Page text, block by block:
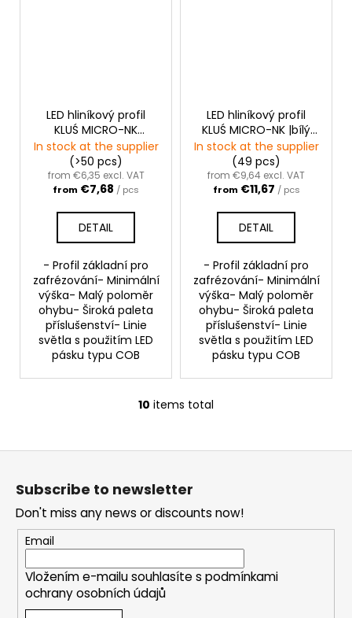
LED hliníkový profil
KLUŚ MICRO-NK
|stříbrná anoda
In stock at the supplier
(>50 pcs)
from €6,35 excl. VAT
from €7,68 / pcs
DETAIL
- Profil základní pro
zafrézování- Minimální
výška- Malý poloměr
ohybu- Široká paleta
příslušenství- Linie
světla s použitím LED
pásku typu COB
LED hliníkový profil
KLUŚ MICRO-NK |bílý
lak
In stock at the supplier
(49 pcs)
from €9,64 excl. VAT
from €11,67 / pcs
DETAIL
- Profil základní pro
zafrézování- Minimální
výška- Malý poloměr
ohybu- Široká paleta
příslušenství- Linie
světla s použitím LED
pásku typu COB
L
s
i
n
g
c
o
n
t
10 items total
Subscribe to newsletter
Don't miss any news or discounts now!
Email
Vložením e-mailu souhlasíte s podmínkami
ochrany osobních údajů